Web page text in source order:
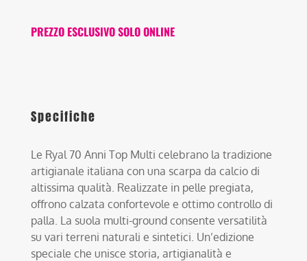
PREZZO ESCLUSIVO SOLO ONLINE
Specifiche
Le Ryal 70 Anni Top Multi celebrano la tradizione
artigianale italiana con una scarpa da calcio di
altissima qualità. Realizzate in pelle pregiata,
offrono calzata confortevole e ottimo controllo di
palla. La suola multi-ground consente versatilità
su vari terreni naturali e sintetici. Un’edizione
speciale che unisce storia, artigianalità e